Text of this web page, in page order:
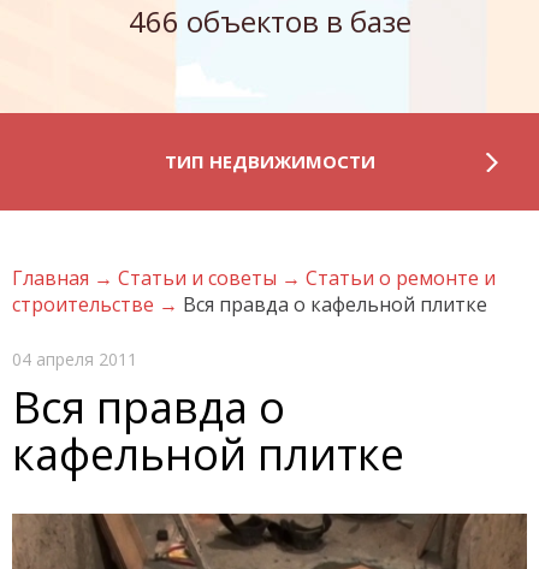
466 объектов в базе
ТИП НЕДВИЖИМОСТИ
Главная → Статьи и советы → Статьи о ремонте и
строительстве → Вся правда о кафельной плитке
04 апреля 2011
Вся правда о
кафельной плитке